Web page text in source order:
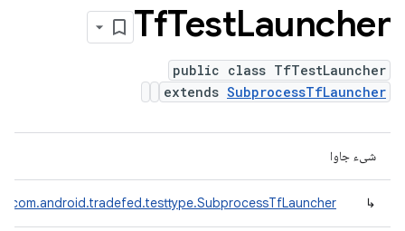
TfTestLauncher
public class TfTestLauncher
extends SubprocessTfLauncher
شیء جاوا
↳
com.android.tradefed.testtype.SubprocessTfLauncher